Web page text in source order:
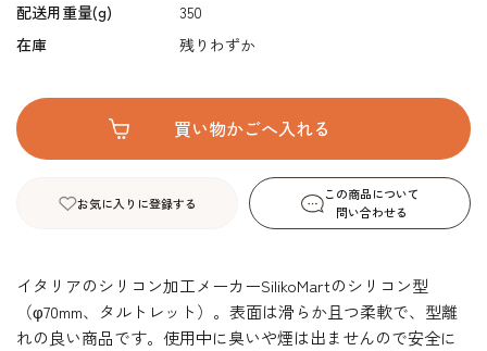
配送用重量(g)
350
在庫
残りわずか
お気に入りに登録する
この商品について
問い合わせる
イタリアのシリコン加工メーカーSilikoMartのシリコン型
（φ70mm、タルトレット）。表面は滑らか且つ柔軟で、型離
れの良い商品です。使用中に臭いや煙は出ませんので安全に